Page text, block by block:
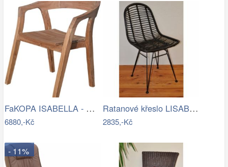
FaKOPA ISABELLA - masivní křeslo z…
6880,-Kč
Ratanové křeslo LISABON - černé
2835,-Kč
- 11%